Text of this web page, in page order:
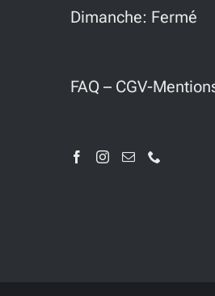
Dimanche: Fermé
FAQ – CGV-